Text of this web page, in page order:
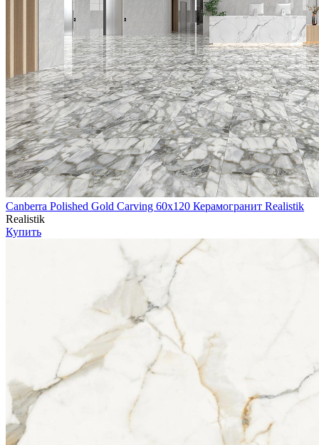
Canberra Polished Gold Carving 60x120 Керамогранит Realistik
Realistik
Купить